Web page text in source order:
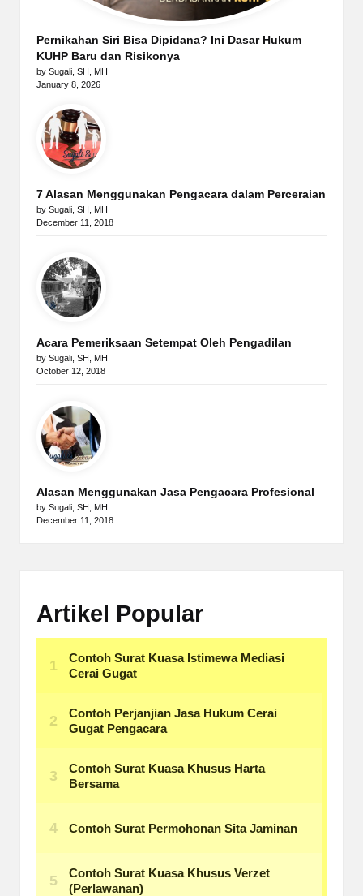
Pernikahan Siri Bisa Dipidana? Ini Dasar Hukum
KUHP Baru dan Risikonya
by Sugali, SH, MH
January 8, 2026
7 Alasan Menggunakan Pengacara dalam Perceraian
by Sugali, SH, MH
December 11, 2018
Acara Pemeriksaan Setempat Oleh Pengadilan
by Sugali, SH, MH
October 12, 2018
Alasan Menggunakan Jasa Pengacara Profesional
by Sugali, SH, MH
December 11, 2018
Artikel Popular